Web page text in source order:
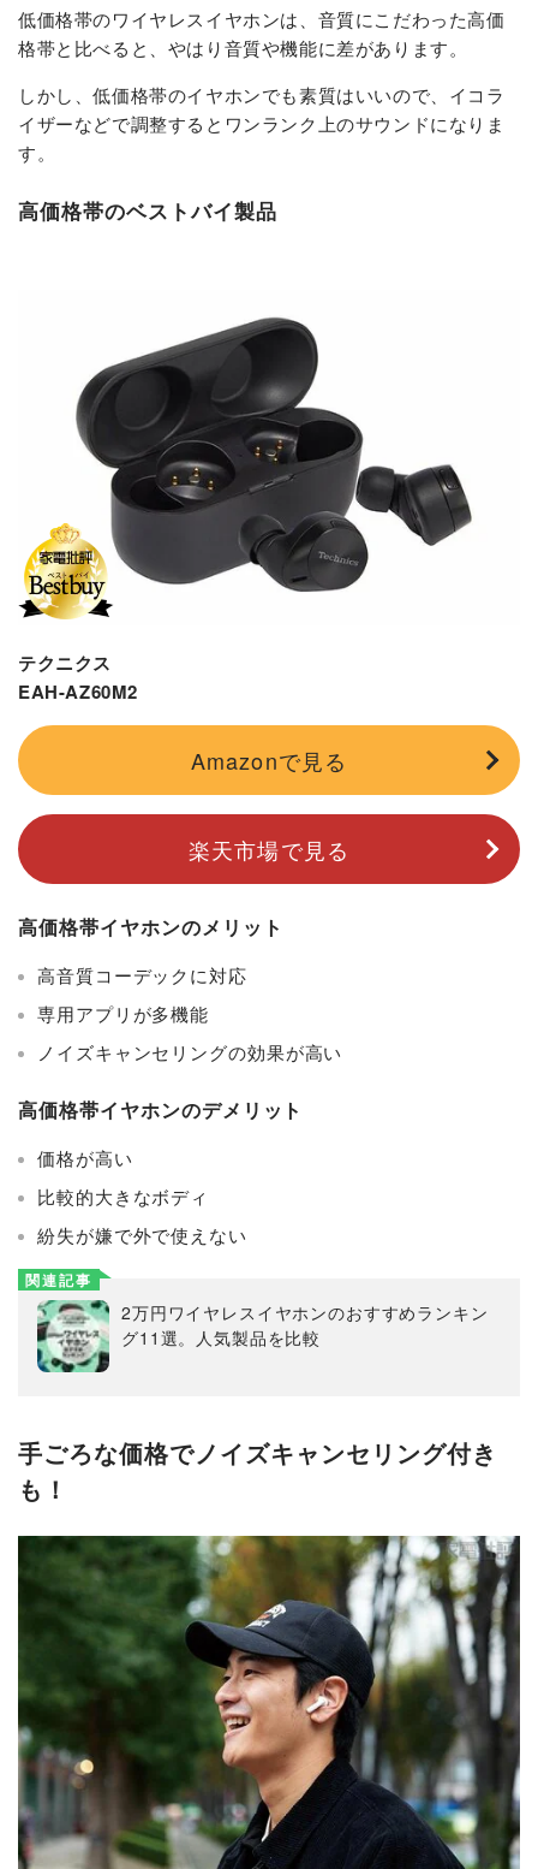
低価格帯のワイヤレスイヤホンは、音質にこだわった高価
格帯と比べると、やはり音質や機能に差があります。
しかし、低価格帯のイヤホンでも素質はいいので、イコラ
イザーなどで調整するとワンランク上のサウンドになりま
す。
高価格帯のベストバイ製品
テクニクス
EAH-AZ60M2
Amazonで見る
楽天市場で見る
高価格帯イヤホンのメリット
高音質コーデックに対応
専用アプリが多機能
ノイズキャンセリングの効果が高い
高価格帯イヤホンのデメリット
価格が高い
比較的大きなボディ
紛失が嫌で外で使えない
関連記事
2万円ワイヤレスイヤホンのおすすめランキン
グ11選。人気製品を比較
手ごろな価格でノイズキャンセリング付き
も！